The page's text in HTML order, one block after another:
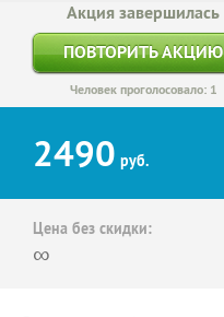
Акция завершилась
ПОВТОРИТЬ АКЦИЮ
Человек проголосовало: 1
2490 руб.
Цена без скидки:
∞